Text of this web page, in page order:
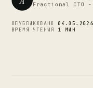
Fractional CTO -
ОПУБЛИКОВАНО04.05.2026
ВРЕМЯ ЧТЕНИЯ 1 МИН